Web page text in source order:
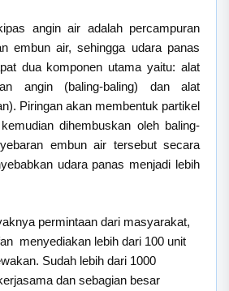
angin air adalah percampuran
embun air, sehingga udara panas
dua komponen utama yaitu: alat
angin (baling-baling) dan alat
Piringan akan membentuk partikel
dihembuskan oleh baling-
embun air tersebut secara
udara panas menjadi lebih
permintaan dari masyarakat,
menyediakan lebih dari 100 unit
Sudah lebih dari 1000
dan sebagian besar